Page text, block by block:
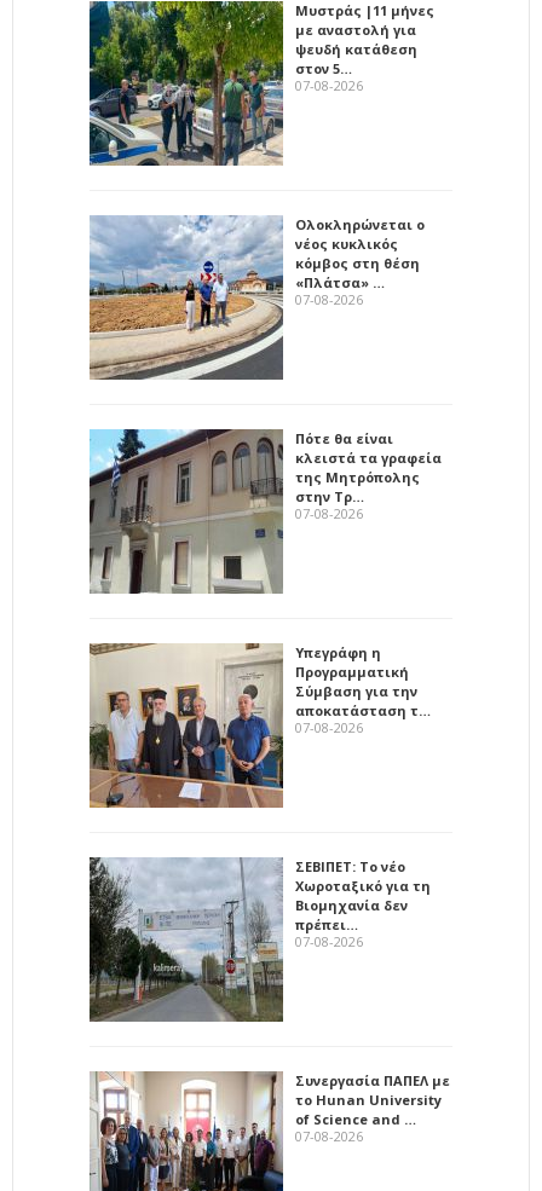
Μυστράς |11 μήνες
με αναστολή για
ψευδή κατάθεση
στον 5…
07-08-2026
Ολοκληρώνεται ο
νέος κυκλικός
κόμβος στη θέση
«Πλάτσα» …
07-08-2026
Πότε θα είναι
κλειστά τα γραφεία
της Μητρόπολης
στην Τρ…
07-08-2026
Υπεγράφη η
Προγραμματική
Σύμβαση για την
αποκατάσταση τ…
07-08-2026
ΣΕΒΙΠΕΤ: Το νέο
Χωροταξικό για τη
Βιομηχανία δεν
πρέπει…
07-08-2026
Συνεργασία ΠΑΠΕΛ με
το Hunan University
of Science and …
07-08-2026